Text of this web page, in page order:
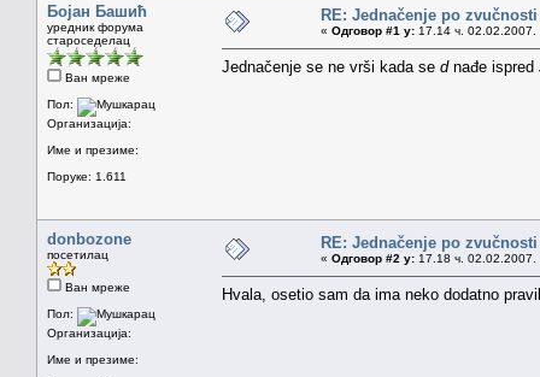
Бојан Башић
уредник форума
староседелац
Ван мреже
Пол:
Организација:
Име и презиме:
Поруке: 1.611
RE: Jednačenje po zvučnosti
« Одговор #1 у: 17.14 ч. 02.02.2007.
Jednačenje se ne vrši kada se dnađe ispred
donbozone
посетилац
Ван мреже
Пол:
Организација:
Име и презиме:
RE: Jednačenje po zvučnosti
« Одговор #2 у: 17.18 ч. 02.02.2007.
Hvala, osetio sam da ima neko dodatno